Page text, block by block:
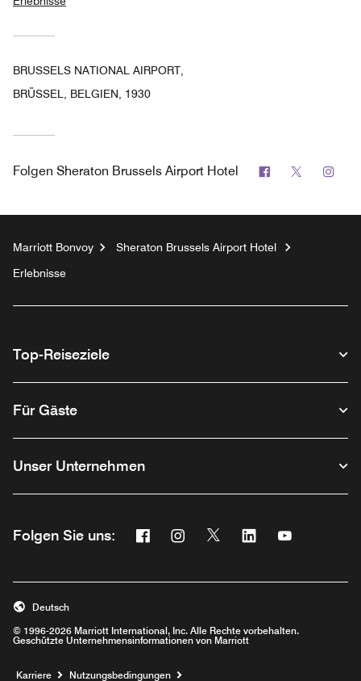
BRUSSELS NATIONAL AIRPORT,
BRÜSSEL, BELGIEN, 1930
Folgen Sheraton Brussels Airport Hotel Facebook
Twitter
Marriott Bonvoy
Sheraton Brussels Airport Hotel
Erlebnisse
Top-Reiseziele
Für Gäste
Unser Unternehmen
Folgen Sie uns: Facebook
Opens a new window
Instagram
Opens a new window
Twitter
Opens a new window
Linkedin
Opens a new
Opens a
© 1996-2026 Marriott International, Inc. Alle Rechte vorbehalten.
Geschützte Unternehmensinformationen von Marriott
Deutsch
Karriere Opens a new window
Nutzungsbedingungen